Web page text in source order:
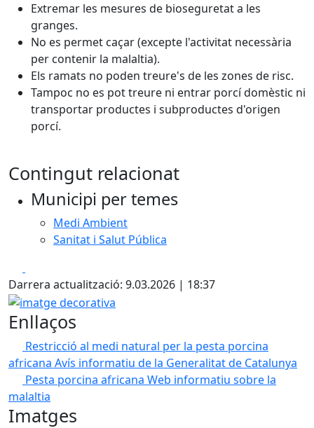
Extremar les mesures de bioseguretat a les
granges.
No es permet caçar (excepte l'activitat necessària
per contenir la malaltia).
Els ramats no poden treure's de les zones de risc.
Tampoc no es pot treure ni entrar porcí domèstic ni
transportar productes i subproductes d'origen
porcí.
Contingut relacionat
Municipi per temes
Medi Ambient
Sanitat i Salut Pública
Darrera actualització: 9.03.2026 | 18:37
imatge decorativa
Enllaços
Restricció al medi natural per la pesta porcina
africana Avís informatiu de la Generalitat de Catalunya
Pesta porcina africana Web informatiu sobre la
malaltia
Imatges